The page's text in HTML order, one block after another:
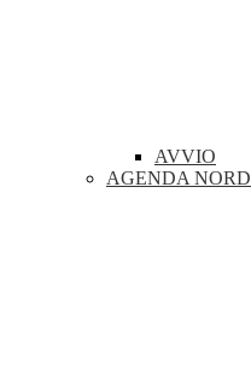
AVVIO
AGENDA NORD